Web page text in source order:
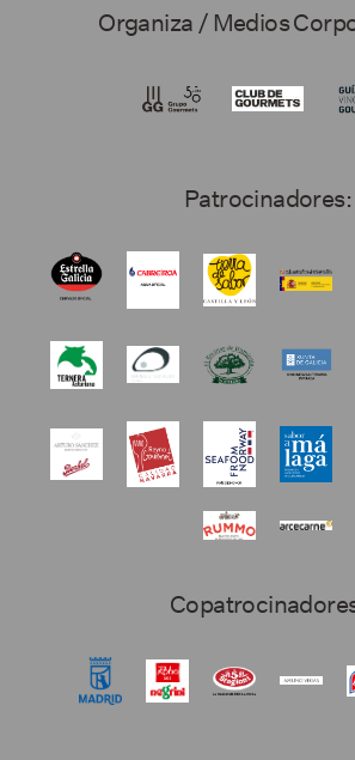
Organiza / Medios
Patrocinadores: